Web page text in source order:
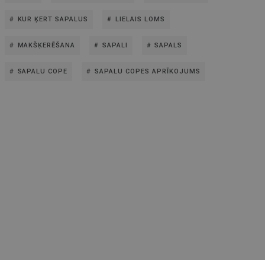
KUR ĶERT SAPALUS LIELAIS LOMS
MAKŠĶERĒŠANA SAPALI SAPALS
SAPALU COPE SAPALU COPES APRĪKOJUMS